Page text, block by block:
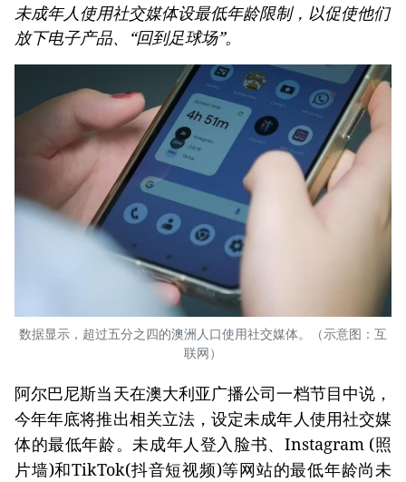
未成年人使用社交媒体设最低年龄限制，以促使他们
放下电子产品、“回到足球场”。
数据显示，超过五分之四的澳洲人口使用社交媒体。（示意图：互
联网）
阿尔巴尼斯当天在澳大利亚广播公司一档节目中说，
今年年底将推出相关立法，设定未成年人使用社交媒
体的最低年龄。未成年人登入脸书、Instagram (照
片墙)和TikTok(抖音短视频)等网站的最低年龄尚未